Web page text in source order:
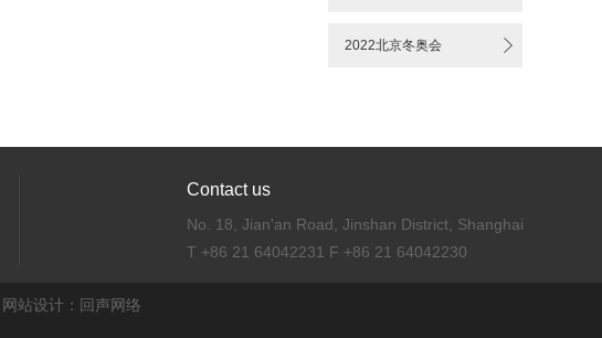
2022北京冬奥会 
Contact us
No. 18, Jian'an Road, Jinshan District, Shanghai
T +86 21 64042231 F +86 21 64042230
网站设计：回声网络